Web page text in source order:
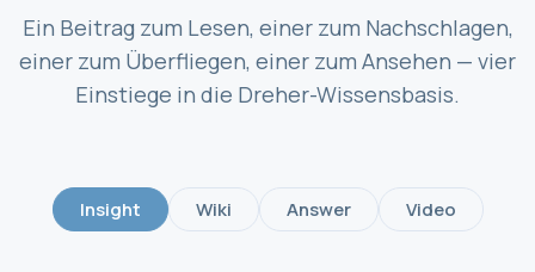
Ein Beitrag zum Lesen, einer zum Nachschlagen,
einer zum Überfliegen, einer zum Ansehen — vier
Einstiege in die Dreher-Wissensbasis.
Insight Wiki Answer Video